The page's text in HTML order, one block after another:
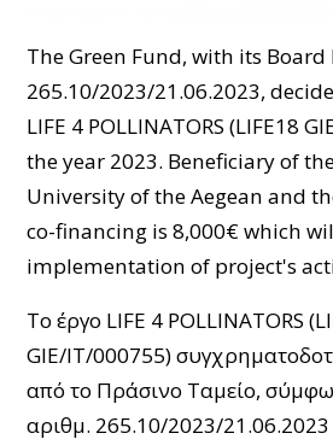
The Green Fund, with its Board
265.10/2023/21.06.2023,
LIFE 4 POLLINATORS (LIFE18
the year 2023. Beneficiary of
University of the Aegean and
co-financing is 8,000€ which
implementation of project's
Το έργο LIFE 4 POLLINATORS
GIE/IT/000755)
από το Πράσινο Ταμείο,
αριθμ. 265.10/2023/